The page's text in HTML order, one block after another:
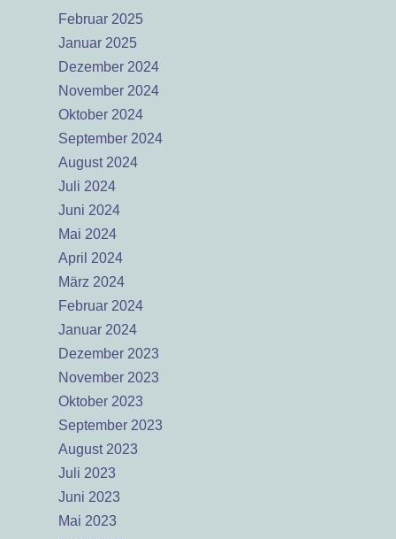
Februar 2025
Januar 2025
Dezember 2024
November 2024
Oktober 2024
September 2024
August 2024
Juli 2024
Juni 2024
Mai 2024
April 2024
März 2024
Februar 2024
Januar 2024
Dezember 2023
November 2023
Oktober 2023
September 2023
August 2023
Juli 2023
Juni 2023
Mai 2023